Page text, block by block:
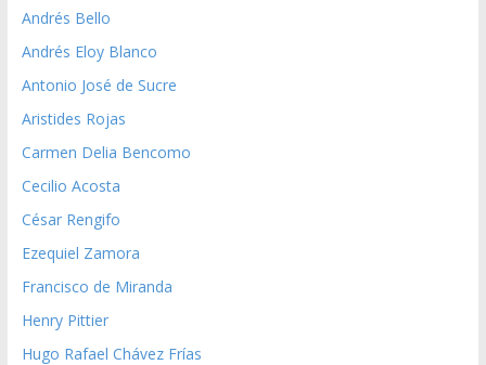
Andrés Bello
Andrés Eloy Blanco
Antonio José de Sucre
Aristides Rojas
Carmen Delia Bencomo
Cecilio Acosta
César Rengifo
Ezequiel Zamora
Francisco de Miranda
Henry Pittier
Hugo Rafael Chávez Frías